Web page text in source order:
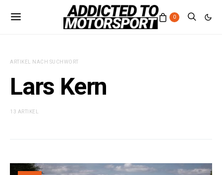
0
ARTIKEL NACH SUCHWORT
Lars Kern
13 ARTIKEL